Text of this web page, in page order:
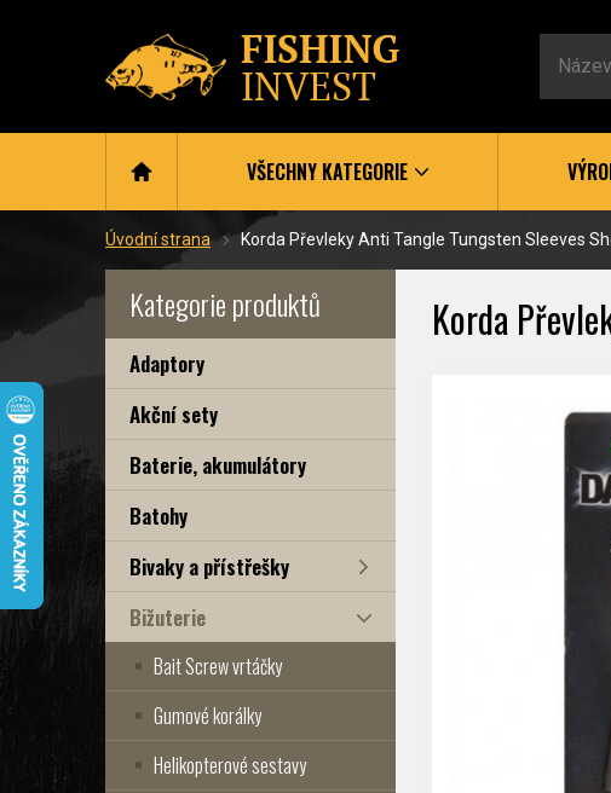
VŠECHNY KATEGORIE
Úvodní strana Korda Převleky Anti Tangle Tungsten Sleeves
Kategorie produktů
Adaptory
Akční sety
Baterie, akumulátory
Batohy
Bivaky a přístřešky
Bižuterie
Bait Screw vrtáčky
Gumové korálky
Helikopterové sestavy
Korda